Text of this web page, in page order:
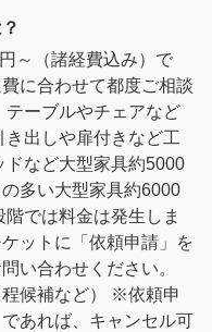
～（諸経費込み）で
に合わせて都度ご相談
テーブルやチェアなど
出しや扉付きなど工
など大型家具約5000
多い大型家具約6000
では料金は発生しま
ットに「依頼申請」を
い合わせください。
程候補など） ※依頼申
あれば、キャンセル可